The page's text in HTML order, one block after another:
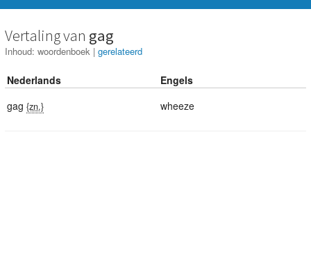
Vertaling van gag
Inhoud: woordenboek | gerelateerd
Nederlands
Engels
gag {zn.} wheeze